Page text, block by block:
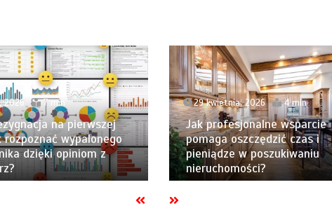
2026 7 min
na pierwszej
rozpoznać wypalonego
dzięki opiniom z
29 kwietnia, 2026 4 min
Jak profesjonalne wsparcie
pomaga oszczędzić czas i
pieniądze w poszukiwaniu
nieruchomości?